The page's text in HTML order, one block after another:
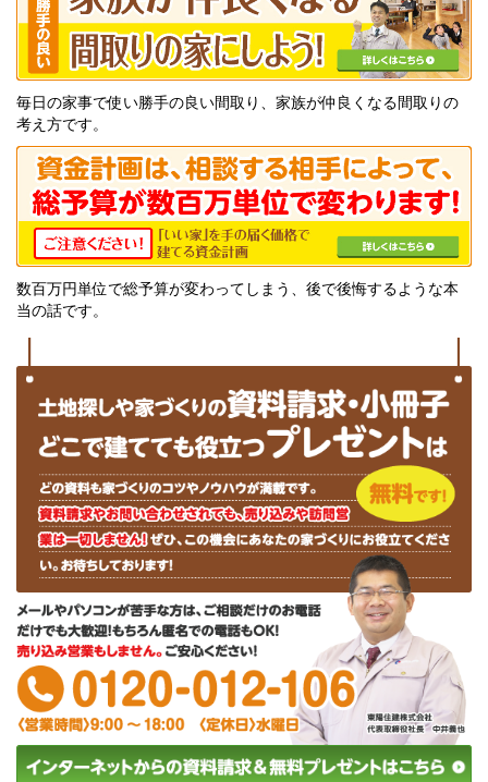
毎日の家事で使い勝手の良い間取り、家族が仲良くなる間取りの
考え方です。
数百万円単位で総予算が変わってしまう、後で後悔するような本
当の話です。